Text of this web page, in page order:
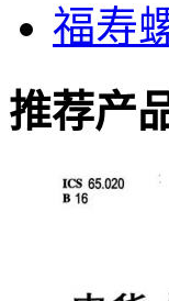
福寿
推荐产